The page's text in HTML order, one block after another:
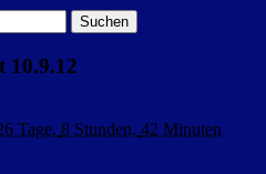
10.9.12
Tage, 8 Stunden, 42 Minuten